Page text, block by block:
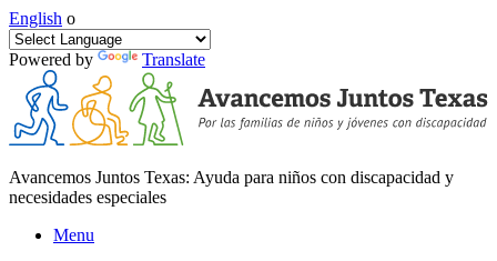
English o
Powered by Translate
Avancemos Juntos Texas: Ayuda para niños con discapacidad y
necesidades especiales
Menu